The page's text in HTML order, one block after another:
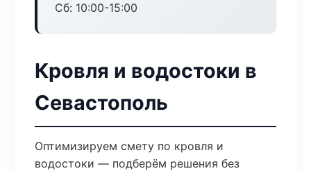
Сб: 10:00-15:00
Кровля и водостоки в
Севастополь
Оптимизируем смету по кровля и
водостоки — подберём решения без